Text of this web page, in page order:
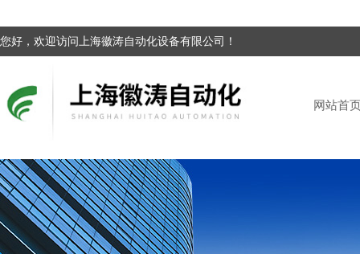
您好，欢迎访问上海徽涛自动化设备有限公司！
网站首